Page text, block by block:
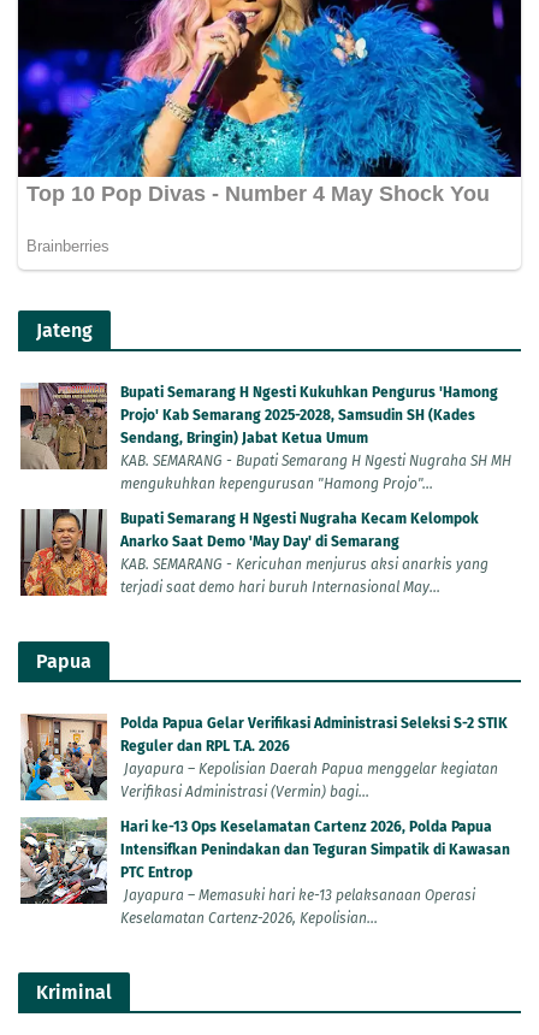
Jateng
Bupati Semarang H Ngesti Kukuhkan Pengurus 'Hamong
Projo' Kab Semarang 2025-2028, Samsudin SH (Kades
Sendang, Bringin) Jabat Ketua Umum
KAB. SEMARANG - Bupati Semarang H Ngesti Nugraha SH MH
mengukuhkan kepengurusan "Hamong Projo"...
Bupati Semarang H Ngesti Nugraha Kecam Kelompok
Anarko Saat Demo 'May Day' di Semarang
KAB. SEMARANG - Kericuhan menjurus aksi anarkis yang
terjadi saat demo hari buruh Internasional May...
Papua
Polda Papua Gelar Verifikasi Administrasi Seleksi S-2 STIK
Reguler dan RPL T.A. 2026
Jayapura – Kepolisian Daerah Papua menggelar kegiatan
Verifikasi Administrasi (Vermin) bagi...
Hari ke-13 Ops Keselamatan Cartenz 2026, Polda Papua
Intensifkan Penindakan dan Teguran Simpatik di Kawasan
PTC Entrop
Jayapura – Memasuki hari ke-13 pelaksanaan Operasi
Keselamatan Cartenz-2026, Kepolisian...
Kriminal